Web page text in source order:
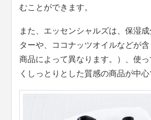
むことができます。
また、エッセンシャルズは、保湿
ターや、ココナッツオイルなどが
商品によって異なります。）、使
くしっとりとした質感の商品が中心